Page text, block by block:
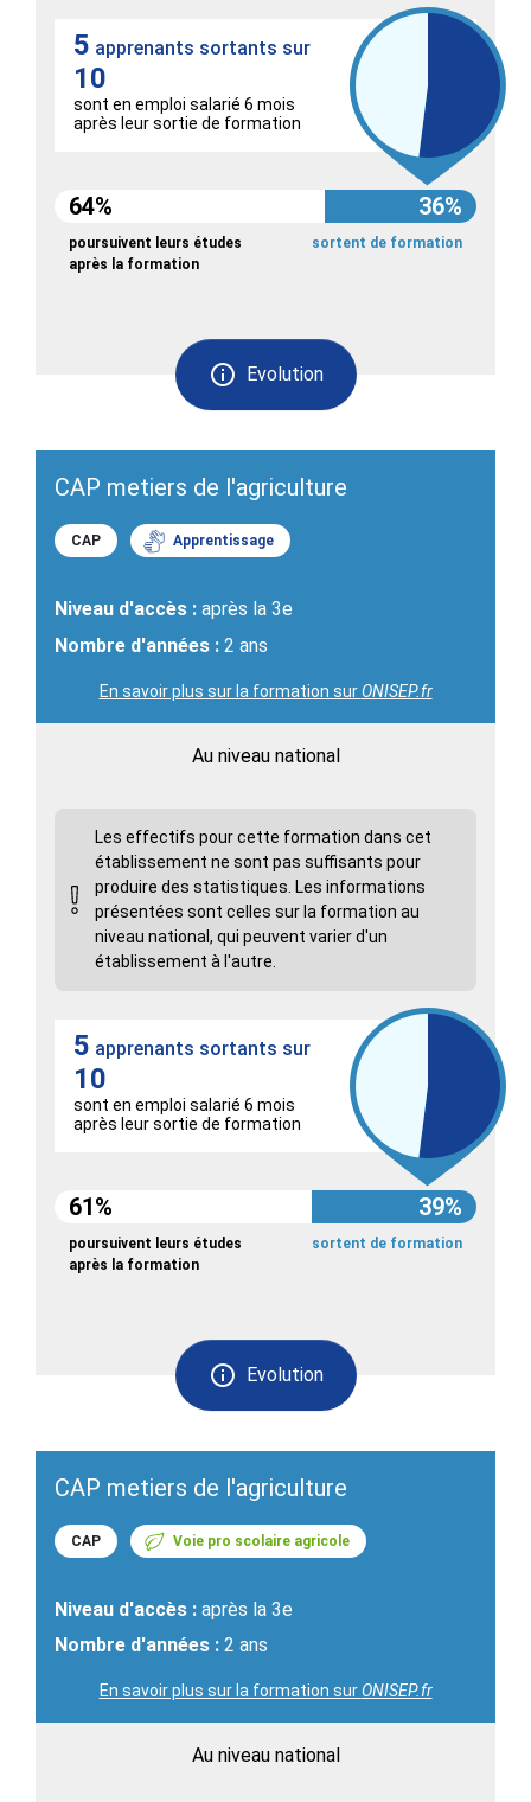
Evolution
5 apprenants sortants sur
10
sont en emploi salarié 6 mois
après leur sortie de formation
64% 36%
poursuivent leurs études
après la formation
sortent de formation
CAP metiers de l'agriculture
CAP Apprentissage
Niveau d'accès : après la 3e
Nombre d'années : 2 ans
En savoir plus sur la formation surONISEP.fr
Au niveau national
Les effectifs pour cette formation dans cet
établissement ne sont pas suffisants pour
produire des statistiques. Les informations
présentées sont celles sur la formation au
niveau national, qui peuvent varier d'un
établissement à l'autre.
Evolution
5 apprenants sortants sur
10
sont en emploi salarié 6 mois
après leur sortie de formation
61% 39%
poursuivent leurs études
après la formation
sortent de formation
CAP metiers de l'agriculture
CAP Voie pro scolaire agricole
Niveau d'accès : après la 3e
Nombre d'années : 2 ans
En savoir plus sur la formation surONISEP.fr
Au niveau national